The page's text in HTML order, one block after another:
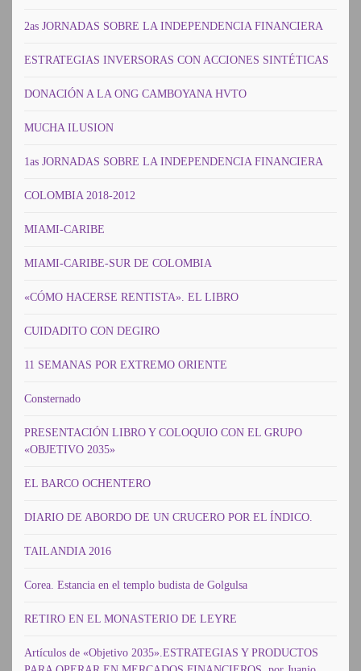
2as JORNADAS SOBRE LA INDEPENDENCIA FINANCIERA
ESTRATEGIAS INVERSORAS CON ACCIONES SINTÉTICAS
DONACIÓN A LA ONG CAMBOYANA HVTO
MUCHA ILUSION
1as JORNADAS SOBRE LA INDEPENDENCIA FINANCIERA
COLOMBIA 2018-2012
MIAMI-CARIBE
MIAMI-CARIBE-SUR DE COLOMBIA
«CÓMO HACERSE RENTISTA». EL LIBRO
CUIDADITO CON DEGIRO
11 SEMANAS POR EXTREMO ORIENTE
Consternado
PRESENTACIÓN LIBRO Y COLOQUIO CON EL GRUPO
«OBJETIVO 2035»
EL BARCO OCHENTERO
DIARIO DE ABORDO DE UN CRUCERO POR EL ÍNDICO.
TAILANDIA 2016
Corea. Estancia en el templo budista de Golgulsa
RETIRO EN EL MONASTERIO DE LEYRE
Artículos de «Objetivo 2035».ESTRATEGIAS Y PRODUCTOS